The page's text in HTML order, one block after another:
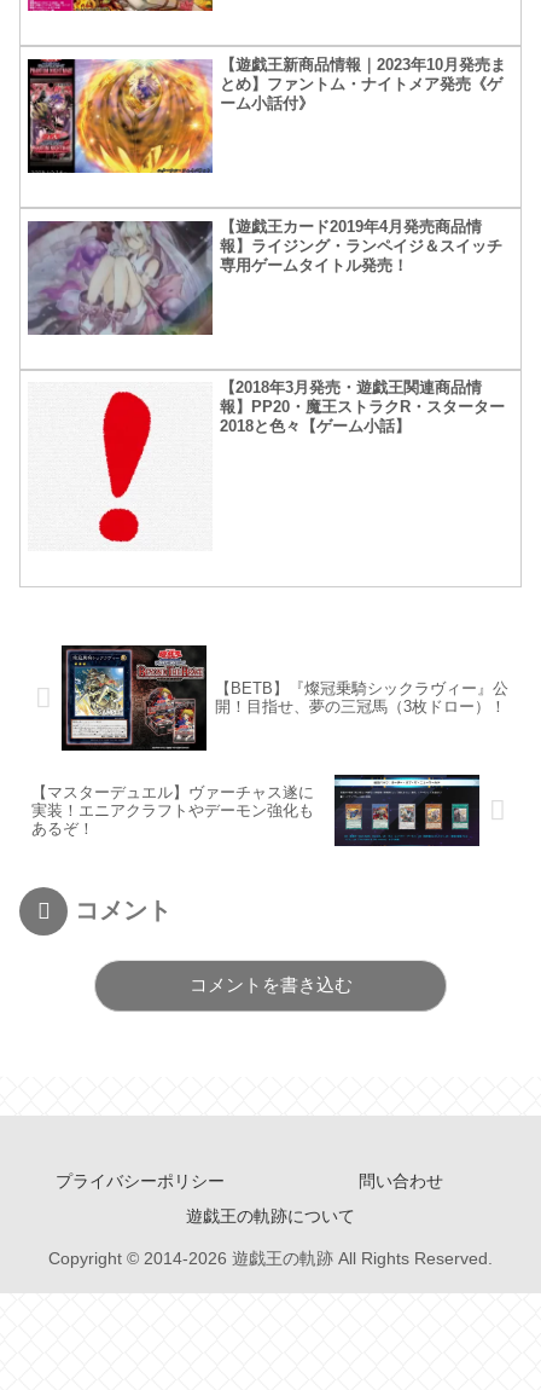
【遊戯王新商品情報｜2023年10月発売ま
とめ】ファントム・ナイトメア発売《ゲ
ーム小話付》
【遊戯王カード2019年4月発売商品情
報】ライジング・ランペイジ＆スイッチ
専用ゲームタイトル発売！
【2018年3月発売・遊戯王関連商品情
報】PP20・魔王ストラクR・スターター
2018と色々【ゲーム小話】
【BETB】『燦冠乗騎シックラヴィー』公
開！目指せ、夢の三冠馬（3枚ドロー）！
【マスターデュエル】ヴァーチャス遂に
実装！エニアクラフトやデーモン強化も
あるぞ！
コメント
コメントを書き込む
プライバシーポリシー
問い合わせ
遊戯王の軌跡について
Copyright © 2014-2026 遊戯王の軌跡 All Rights Reserved.